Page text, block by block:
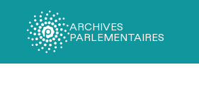
ARCHIVES
PARLEMENTAIRES